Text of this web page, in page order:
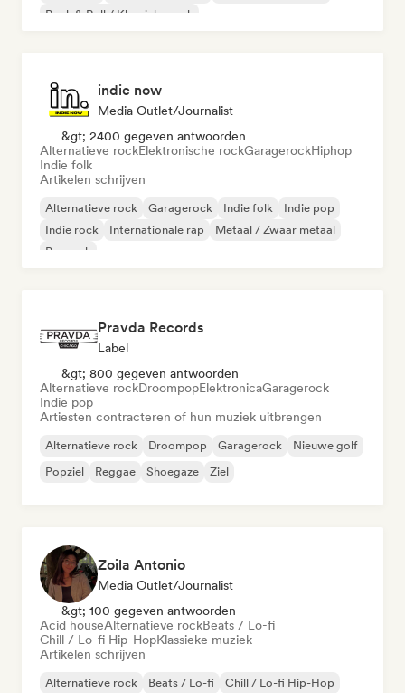
Rock & Roll / Klassieke rock
indie now
Media Outlet/Journalist
&gt; 2400 gegeven antwoorden
Alternatieve rockElektronische rockGaragerockHiphop
Indie folk
Artikelen schrijven
Alternatieve rock Garagerock Indie folk
Indie pop
Indie rock
Internationale rap
Metaal / Zwaar metaal
Poprock
Pravda Records
Label
&gt; 800 gegeven antwoorden
Alternatieve rockDroompopElektronicaGaragerock
Indie pop
Artiesten contracteren of hun muziek uitbrengen
Alternatieve rock Droompop Garagerock
Nieuwe golf
Popziel
Reggae Shoegaze Ziel
Zoila Antonio
Media Outlet/Journalist
&gt; 100 gegeven antwoorden
Acid houseAlternatieve rockBeats / Lo-fi
Chill / Lo-fi Hip-HopKlassieke muziek
Artikelen schrijven
Alternatieve rock Beats / Lo-fi
Chill / Lo-fi Hip-Hop